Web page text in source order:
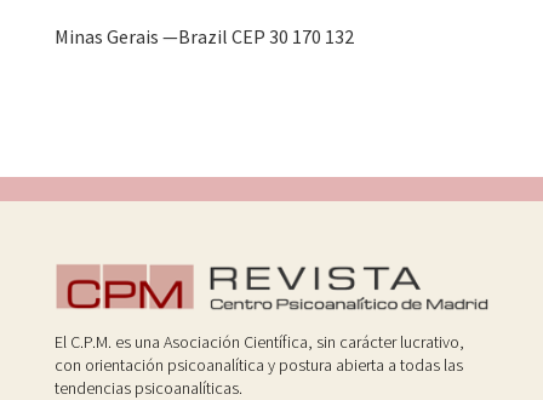
Minas Gerais —Brazil CEP 30 170 132
El C.P.M. es una Asociación Científica, sin carácter lucrativo,
con orientación psicoanalítica y postura abierta a todas las
tendencias psicoanalíticas.